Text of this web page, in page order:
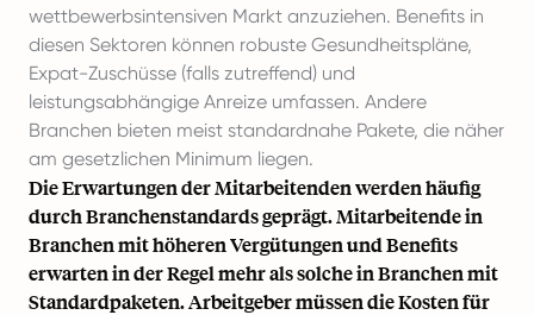
wettbewerbsintensiven Markt anzuziehen. Benefits in
diesen Sektoren können robuste Gesundheitspläne,
Expat-Zuschüsse (falls zutreffend) und
leistungsabhängige Anreize umfassen. Andere
Branchen bieten meist standardnahe Pakete, die näher
am gesetzlichen Minimum liegen.
Die Erwartungen der Mitarbeitenden werden häufig
durch Branchenstandards geprägt. Mitarbeitende in
Branchen mit höheren Vergütungen und Benefits
erwarten in der Regel mehr als solche in Branchen mit
Standardpaketen. Arbeitgeber müssen die Kosten für